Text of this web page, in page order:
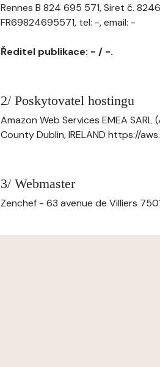
Rennes B 824 695 571, Siret č.
FR69824695571, tel: -, email: -
Ředitel publikace: - / -.
2/ Poskytovatel hostingu
Amazon Web Services EMEA
County Dublin, IRELAND https://
3/ Webmaster
Zenchef - 63 avenue de Villiers